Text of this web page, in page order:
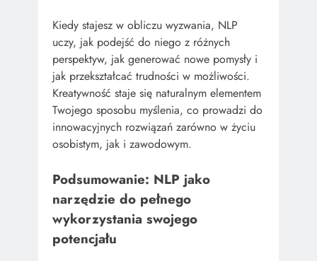
Kiedy stajesz w obliczu wyzwania, NLP
uczy, jak podejść do niego z różnych
perspektyw, jak generować nowe pomysły i
jak przekształcać trudności w możliwości.
Kreatywność staje się naturalnym elementem
Twojego sposobu myślenia, co prowadzi do
innowacyjnych rozwiązań zarówno w życiu
osobistym, jak i zawodowym.
Podsumowanie: NLP jako
narzędzie do pełnego
wykorzystania swojego
potencjału